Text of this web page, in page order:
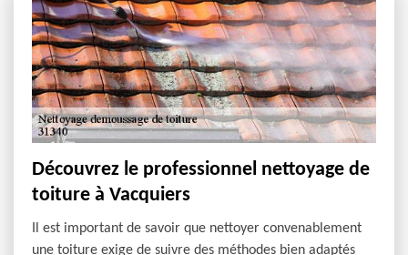
Découvrez le professionnel nettoyage de
toiture à Vacquiers
Il est important de savoir que nettoyer convenablement
une toiture exige de suivre des méthodes bien adaptés